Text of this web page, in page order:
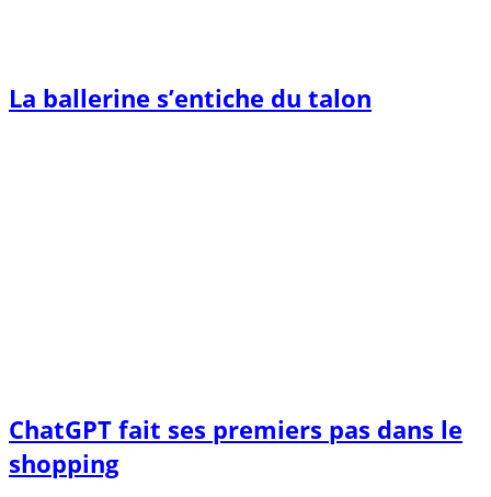
La ballerine s’entiche du talon
ChatGPT fait ses premiers pas dans le
shopping